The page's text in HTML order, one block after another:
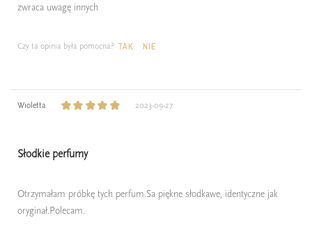
zwraca uwagę innych
Czy ta opinia była pomocna? TAK NIE
Wioletta 2023-09-27
Słodkie perfumy
Otrzymałam próbkę tych perfum.Sa piękne słodkawe, identyczne jak
oryginał.Polecam.